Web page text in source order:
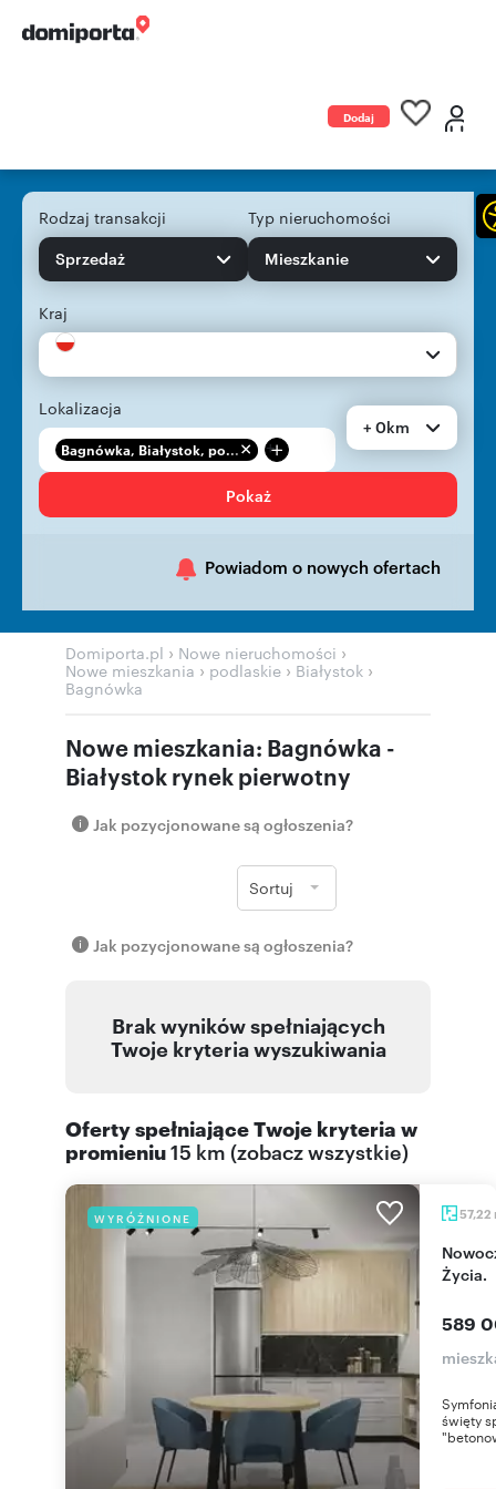
Dodaj
Rodzaj transakcji
Sprzedaż
Typ nieruchomości
Mieszkanie
Kraj
Lokalizacja
Bagnówka, Białystok, po... +
+ 0km
Pokaż
Powiadom o nowych ofertach
Domiporta.pl › Nowe nieruchomości ›
Nowe mieszkania › podlaskie › Białystok ›
Bagnówka
Nowe mieszkania: Bagnówka -
Białystok rynek pierwotny
Jak pozycjonowane są ogłoszenia?
Sortuj
Jak pozycjonowane są ogłoszenia?
Brak wyników spełniających
Twoje kryteria wyszukiwania
Oferty spełniające Twoje kryteria w
promieniu15 km (zobacz wszystkie)
WYRÓŻNIONE 57,22
Nowoczesne 3 pokoje z balkonem w Symfonii
Życia.
589
święty